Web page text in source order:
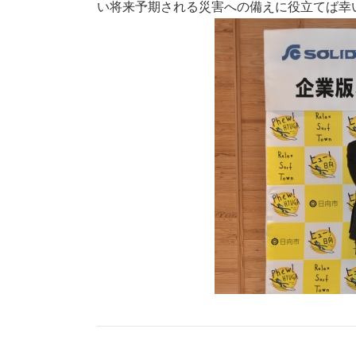
い将来予期される災害への備えに役立てば幸